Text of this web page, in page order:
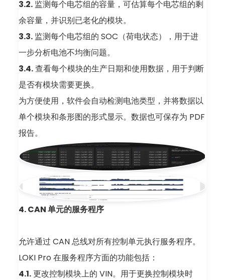
3.2. 监测每个电芯组的容量，可估算每个电芯组的剩
余容量，并识别已老化的模块。
3.3. 监测每个电芯组的 SOC（荷电状态），用于进
一步分析电池不均衡问题。
3.4.查看每个模块的生产日期和使用数据，用于判断
是否有模块需要更换。
为方便使用，软件会自动检测电池类型，并将数据以
单个模块和条形图的形式显示。数据也可保存为 PDF
报告。
4. CAN 单元的服务程序
允许通过 CAN 总线对所有控制单元执行服务程序。
LOKI Pro 在服务程序方面的功能包括：
4.1.更改控制模块上的 VIN。用于更换控制模块时